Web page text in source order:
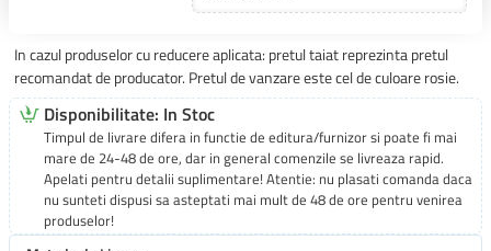
In cazul produselor cu reducere aplicata: pretul taiat reprezinta pretul
recomandat de producator. Pretul de vanzare este cel de culoare rosie.
Disponibilitate: In Stoc
Timpul de livrare difera in functie de editura/furnizor si poate fi mai
mare de 24-48 de ore, dar in general comenzile se livreaza rapid.
Apelati pentru detalii suplimentare! Atentie: nu plasati comanda daca
nu sunteti dispusi sa asteptati mai mult de 48 de ore pentru venirea
produselor!